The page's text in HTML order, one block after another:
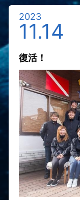
2023
11.14
復活！